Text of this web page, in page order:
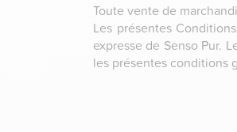
Toute vente de
Les présentes
expresse de Senso Pur.
les présentes conditions